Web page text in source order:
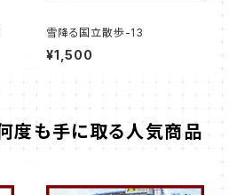
雪降る国立散歩-13
¥1,500
度も手に取る人気商品